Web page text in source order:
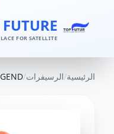
FOR SATELLITE
الرئيسية/الرسيفرات/